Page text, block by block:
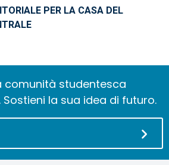
PER LA CASA DEL
comunità studentesca
la sua idea di futuro.